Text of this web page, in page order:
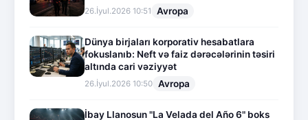
26.İyul.2026 10:51 Avropa
Dünya birjaları korporativ hesabatlara
fokuslanıb: Neft və faiz dərəcələrinin təsiri
altında cari vəziyyət
26.İyul.2026 10:50 Avropa
İbay Llanosun "La Velada del Año 6" boks